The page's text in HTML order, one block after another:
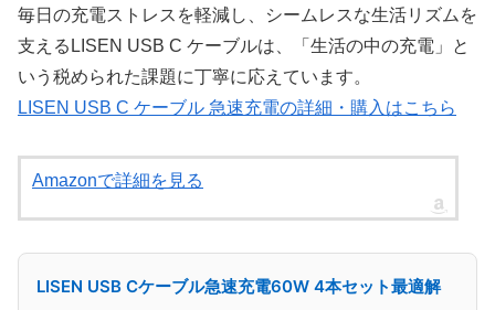
毎日の充電ストレスを軽減し、シームレスな生活リズムを
支えるLISEN USB C ケーブルは、「生活の中の充電」と
いう税められた課題に丁寧に応えています。
LISEN USB C ケーブル 急速充電の詳細・購入はこちら
Amazonで詳細を見る
LISEN USB Cケーブル急速充電60W 4本セット最適解